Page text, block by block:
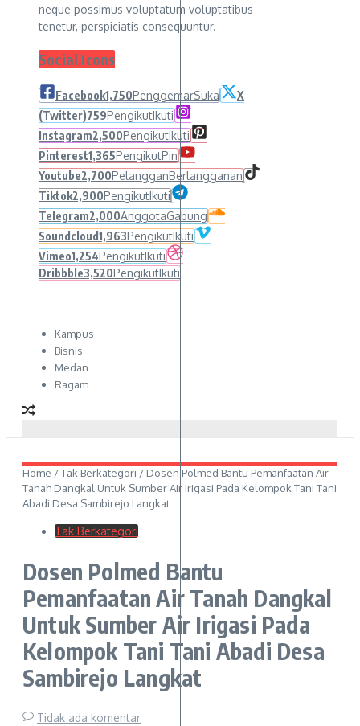
neque possimus voluptatum voluptatibus
tenetur, perspiciatis consequuntur.
Social Icons
Facebook1,750PenggemarSuka
X
(Twitter)759PengikutIkuti
Instagram2,500PengikutIkuti
Pinterest1,365PengikutPin
Youtube2,700PelangganBerlangganan
Tiktok2,900PengikutIkuti
Telegram2,000AnggotaGabung
Soundcloud1,963PengikutIkuti
Vimeo1,254PengikutIkuti
Dribbble3,520PengikutIkuti
Kampus
Bisnis
Medan
Ragam
Home /Tak Berkategori / Dosen Polmed Bantu Pemanfaatan Air
Tanah Dangkal Untuk Sumber Air Irigasi Pada Kelompok Tani Tani
Abadi Desa Sambirejo Langkat
Tak Berkategori
Dosen Polmed Bantu
Pemanfaatan Air Tanah Dangkal
Untuk Sumber Air Irigasi Pada
Kelompok Tani Tani Abadi Desa
Sambirejo Langkat
Tidak ada komentar